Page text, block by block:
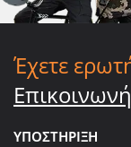
Έχετε
ΥΠΟΣΤΗΡΙΞΗ